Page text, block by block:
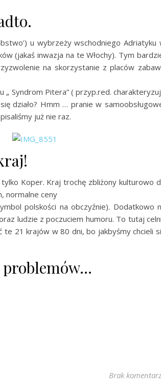
u wybrzeży wschodniego Adriatyku
(jakaś inwazja na te Włochy). Tym
na skorzystanie z placów
„ Syndrom Pitera” ( przyp.red.
działo? Hmm … pranie w
już nie raz.
Koper. Kraj trochę zbliżony kulturowo
normalne ceny
polskości na obczyźnie). Dodatkowo
ludzie z poczuciem humoru. To tutaj
te 21 krajów w 80 dni, bo jakbyśmy chcieli
problemów…
Brak